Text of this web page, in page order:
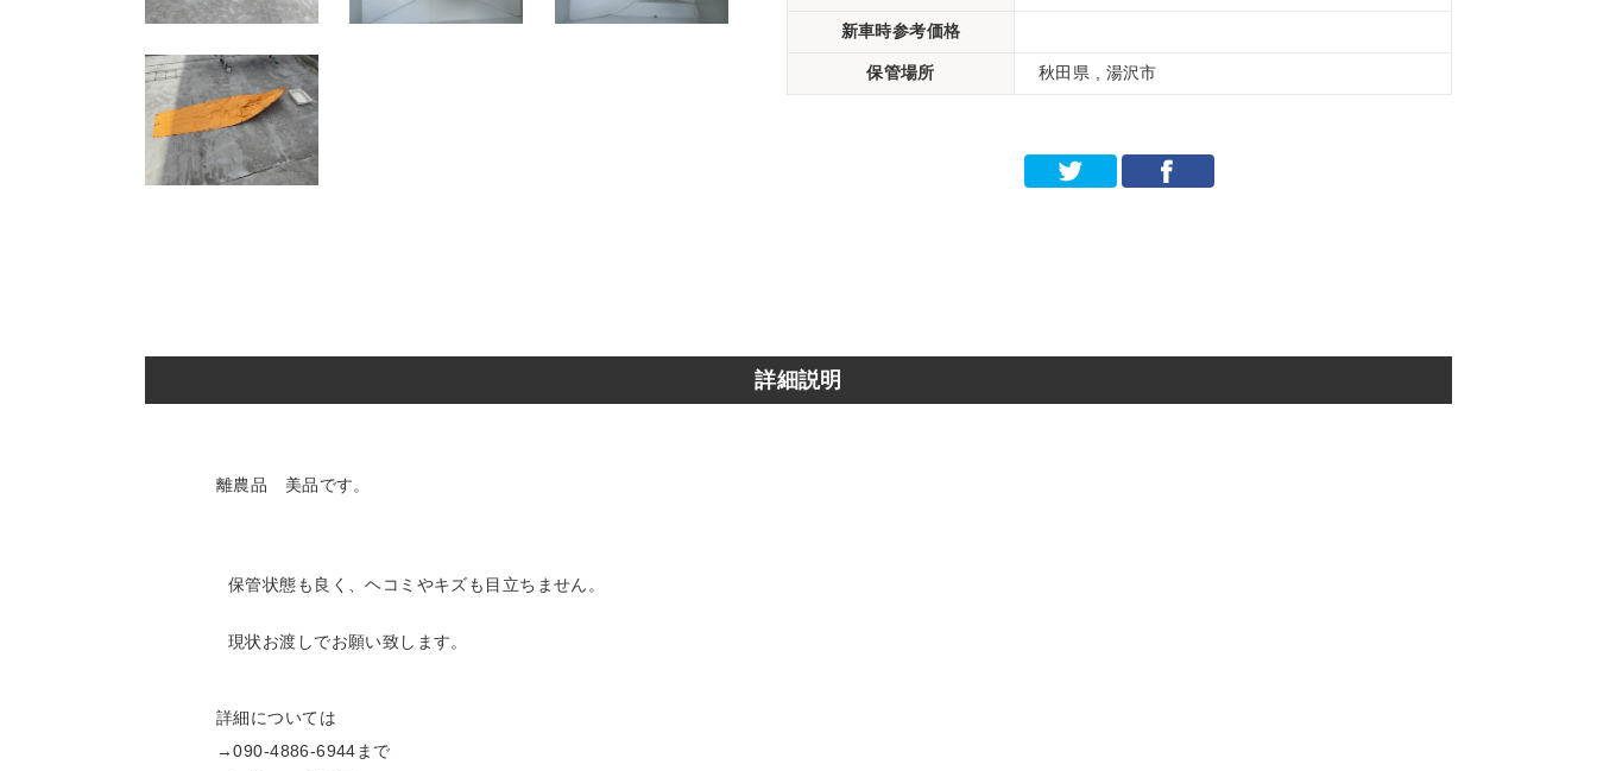
新車時参考価格
保管場所 秋田県 , 湯沢市
詳細説明
離農品 美品です。
保管状態も良く、ヘコミやキズも目立ちません。
現状お渡しでお願い致します。
詳細については
→090-4886-6944まで